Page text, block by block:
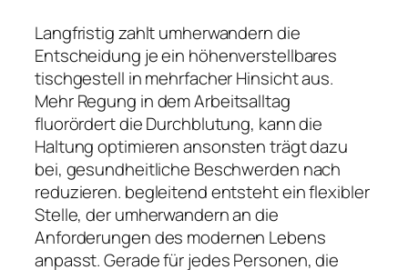
Langfristig zahlt umherwandern die
Entscheidung je ein höhenverstellbares
tischgestell in mehrfacher Hinsicht aus.
Mehr Regung in dem Arbeitsalltag
fluorördert die Durchblutung, kann die
Haltung optimieren ansonsten trägt dazu
bei, gesundheitliche Beschwerden nach
reduzieren. begleitend entsteht ein flexibler
Stelle, der umherwandern an die
Anforderungen des modernen Lebens
anpasst. Gerade für jedes Personen, die